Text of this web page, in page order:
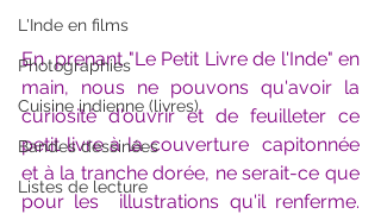
L'Inde en films
Photographies
Cuisine indienne (livres)
Bandes dessinées
Listes de lecture
En  prenant "Le Petit Livre de l'Inde" en
main, nous ne pouvons qu'avoir la
curiosité d'ouvrir et de feuilleter ce
petit livre à la couverture  capitonnée
et à la tranche dorée, ne serait-ce que
pour les  illustrations qu'il renferme.